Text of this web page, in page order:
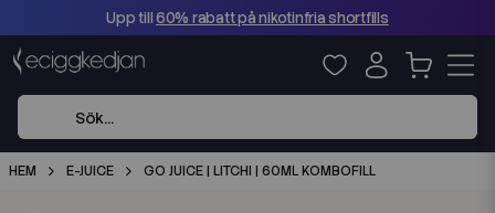
Upp till60% rabatt på nikotinfria shortfills
HEM E-JUICE GO JUICE | LITCHI | 60ML KOMBOFILL